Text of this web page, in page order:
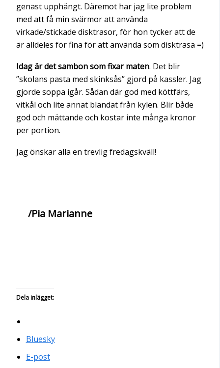
genast upphängt. Däremot har jag lite problem
med att få min svärmor att använda
virkade/stickade disktrasor, för hon tycker att de
är alldeles för fina för att använda som disktrasa =)
Idag är det sambon som fixar maten. Det blir
”skolans pasta med skinksås” gjord på kassler. Jag
gjorde soppa igår. Sådan där god med köttfärs,
vitkål och lite annat blandat från kylen. Blir både
god och mättande och kostar inte många kronor
per portion.
Jag önskar alla en trevlig fredagskväll!
/Pia Marianne
Dela inlägget:
Bluesky
E-post